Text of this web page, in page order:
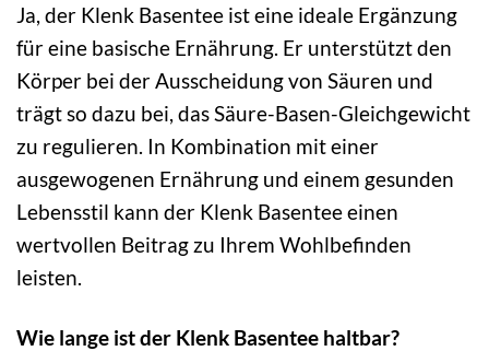
Ja, der Klenk Basentee ist eine ideale Ergänzung
für eine basische Ernährung. Er unterstützt den
Körper bei der Ausscheidung von Säuren und
trägt so dazu bei, das Säure-Basen-Gleichgewicht
zu regulieren. In Kombination mit einer
ausgewogenen Ernährung und einem gesunden
Lebensstil kann der Klenk Basentee einen
wertvollen Beitrag zu Ihrem Wohlbefinden
leisten.
Wie lange ist der Klenk Basentee haltbar?